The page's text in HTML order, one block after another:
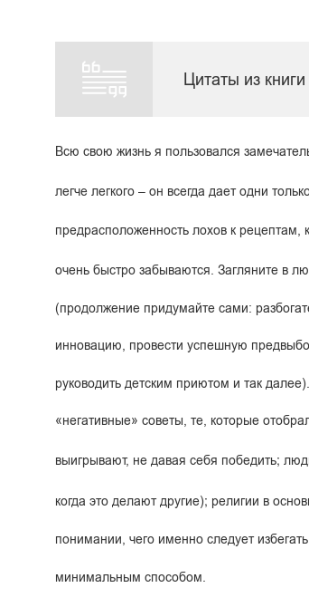
Цитаты из
Всю свою жизнь я пользовался
легче легкого – он всегда дает одни
предрасположенность лохов к
очень быстро забываются. Загляните в
(продолжение придумайте сами:
инновацию, провести успешную
руководить детским приютом и так
«негативные» советы, те, которые
выигрывают, не давая себя победить;
когда это делают другие); религии в
понимании, чего именно следует
минимальным способом.